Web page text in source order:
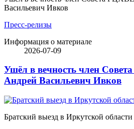
Васильевич Ивков
Пресс-релизы
Информация о материале
2026-07-09
Ушёл в вечность член
Андрей Васильевич Ивков
Братский выезд в Иркутской области